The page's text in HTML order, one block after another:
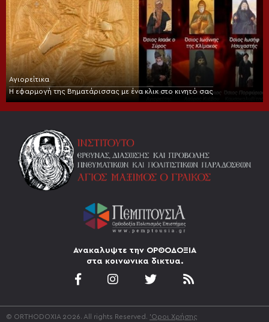
Αγιορείτικα
Η εφαρμογή της Βηματάρισσας με ένα κλικ στο κινητό σας
Ανακαλυψτε την ΟΡΘΟΔΟΞΙΑ
στα κοινωνικα δικτυα.
© ORTHODOXIA 2026. All rights Reserved. 'Οροι Χρήσης